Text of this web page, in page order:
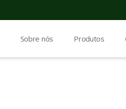
Sobre nós Produtos